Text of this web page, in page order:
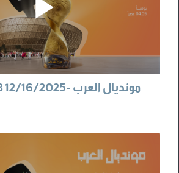
مونديال العرب -12/16/2025 4:58:03 PM